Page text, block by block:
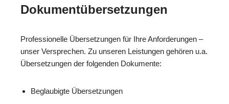
Dokumentübersetzungen
Professionelle Übersetzungen für Ihre Anforderungen –
unser Versprechen. Zu unseren Leistungen gehören u.a.
Übersetzungen der folgenden Dokumente:
Beglaubigte Übersetzungen